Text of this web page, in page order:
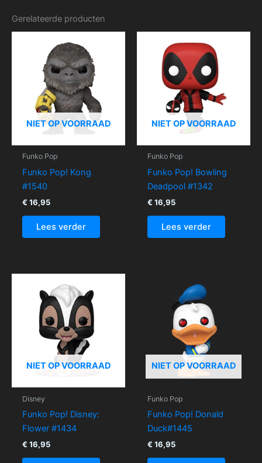
Gerelateerde producten
NIET OP VOORRAAD
Funko Pop
Funko Pop! Kong
#1540
€ 16,95
Lees verder
NIET OP VOORRAAD
Funko Pop
Funko Pop! Bowling
Deadpool #1342
€ 16,95
Lees verder
NIET OP VOORRAAD
Disney
Funko Pop! Disney:
Flower #1434
€ 16,95
NIET OP VOORRAAD
Funko Pop
Funko Pop! Donald
Duck#1445
€ 16,95